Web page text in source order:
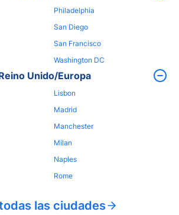
Philadelphia
San Diego
San Francisco
Washington DC
Unido/Europa
Lisbon
Madrid
Manchester
Milan
Naples
Rome
las ciudades